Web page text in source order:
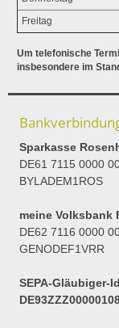
Freitag
Um telefonische
insbesondere im
Sparkasse
DE61 7115 0000
BYLADEM1ROS
meine Volksbank
DE62 7116 0000
GENODEF1VRR
SEPA-Gläubiger-